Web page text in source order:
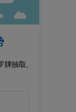
抽取、